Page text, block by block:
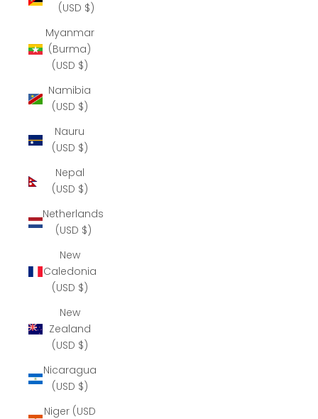
(USD $)
Myanmar
(Burma)
(USD $)
Namibia
(USD $)
Nauru
(USD $)
Nepal
(USD $)
Netherlands
(USD $)
New
Caledonia
(USD $)
New
Zealand
(USD $)
Nicaragua
(USD $)
Niger (USD